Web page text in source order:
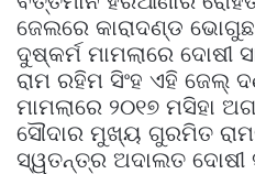
ଜେଲରେ କାରାଦଣ୍ଡ
ଦୁଷ୍କର୍ମ ମାମଲାରେ
ରାମ ରହିମ ସିଂହ ଏହି ଜେଲ୍‌
ମାମଲାରେ ୨୦୧୭ ମସିହା
ସୌଦାର ମୁଖ୍ୟ ଗୁରମିତ
ସ୍ୱତନ୍ତ୍ର ଅଦାଲତ ଦୋଷୀ